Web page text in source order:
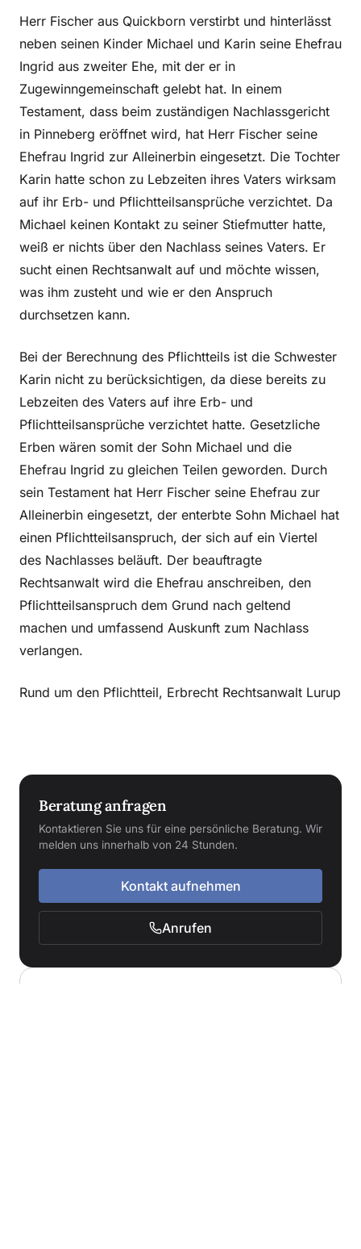
Herr Fischer aus Quickborn verstirbt und hinterlässt
neben seinen Kinder Michael und Karin seine Ehefrau
Ingrid aus zweiter Ehe, mit der er in
Zugewinngemeinschaft gelebt hat. In einem
Testament, dass beim zuständigen Nachlassgericht
in Pinneberg eröffnet wird, hat Herr Fischer seine
Ehefrau Ingrid zur Alleinerbin eingesetzt. Die Tochter
Karin hatte schon zu Lebzeiten ihres Vaters wirksam
auf ihr Erb- und Pflichtteilsansprüche verzichtet. Da
Michael keinen Kontakt zu seiner Stiefmutter hatte,
weiß er nichts über den Nachlass seines Vaters. Er
sucht einen Rechtsanwalt auf und möchte wissen,
was ihm zusteht und wie er den Anspruch
durchsetzen kann.
Bei der Berechnung des Pflichtteils ist die Schwester
Karin nicht zu berücksichtigen, da diese bereits zu
Lebzeiten des Vaters auf ihre Erb- und
Pflichtteilsansprüche verzichtet hatte. Gesetzliche
Erben wären somit der Sohn Michael und die
Ehefrau Ingrid zu gleichen Teilen geworden. Durch
sein Testament hat Herr Fischer seine Ehefrau zur
Alleinerbin eingesetzt, der enterbte Sohn Michael hat
einen Pflichtteilsanspruch, der sich auf ein Viertel
des Nachlasses beläuft. Der beauftragte
Rechtsanwalt wird die Ehefrau anschreiben, den
Pflichtteilsanspruch dem Grund nach geltend
machen und umfassend Auskunft zum Nachlass
verlangen.
Rund um den Pflichtteil, Erbrecht Rechtsanwalt Lurup
Beratung anfragen
Kontaktieren Sie uns für eine persönliche Beratung. Wir
melden uns innerhalb von 24 Stunden.
Kontakt aufnehmen
Anrufen